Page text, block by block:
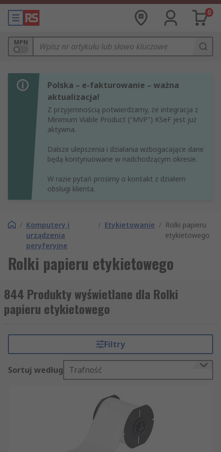
0
MPN
Polska – e-fakturowanie – ważna
aktualizacja!
Z przyjemnością potwierdzamy, że integracja z
Minimum Viable Product ("MVP") KSeF jest już
aktywna.
Dalsze ulepszenia i działania wzbogacające dane
będą kontynuowane w nadchodzącym okresie.
W razie pytań prosimy o kontakt z działem
obsługi klienta.
/ Komputery i
urządzenia
peryferyjne
/ Etykietowanie / Rolki papieru
etykietowego
Rolki papieru etykietowego
844 Produkty wyświetlane dla Rolki
papieru etykietowego
Filtry
Sortuj według Trafność